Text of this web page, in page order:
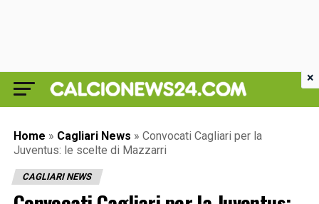
Home » Cagliari News » Convocati Cagliari per la
Juventus: le scelte di Mazzarri
CAGLIARI NEWS
×